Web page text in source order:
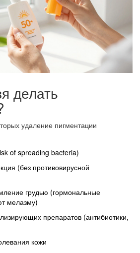
делать
удаление пигментации
of spreading bacteria)
(без противовирусной
грудью (гормональные
мелазму)
препаратов (антибиотики,
кожи